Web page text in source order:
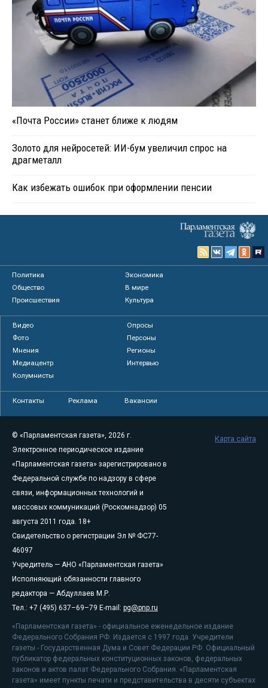
«Почта России» станет ближе к людям
Золото для нейросетей: ИИ-бум увеличил спрос на
драгметалл
Как избежать ошибок при оформлении пенсии
Политика
Экономика
Общество
В мире
Происшествия
Культура
Видео
Опросы
Фото
Персоны
Мнения
Регионы
Медиацентр
Интервью
Колумнисты
Контакты Реклама Вакансии
© «Парламентская газета», 2026 г.
Электронное периодическое издание
«Парламентская газета» зарегистрировано в
Федеральной службе по надзору в сфере
связи, информационных технологий и
массовых коммуникаций (Роскомнадзор) 05
августа 2011 года. 18+
Свидетельство о регистрации Эл № ФС77-
46097
Учредитель — АНО «Парламентская газета»
Исполняющий обязанности главного
редактора — Абдуллаев М.Р.
Тел.: +7 (495) 637–69–79 E-mail: pg@pnp.ru
«Парламентская газета» - официальное еженедельное издание
Федерального Собрания РФ. Издается с 1997 года. Учредители
газеты - Государственная Дума и Совет Федерации РФ. Официальный
публикатор федеральных конституционных законов, федеральных
законов и актов палат Федерального Собрания. «Парламентская
газета» имеет пункты печати и представительства в десяти субъектах
Карта сайта